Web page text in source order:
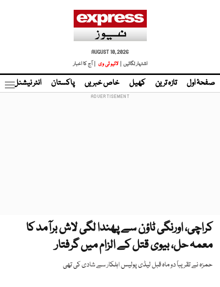
AUGUST 10, 2026
اشتہار لگائیں |
لائیو ٹی وی | آج کا اخبار
صفحۂ اول تازہ ترین کھیل خاص خبریں پاکستان انٹر نیشنل
کراچی، اورنگی ٹاؤن سے پھندا لگی لاش برآمد کا
معمہ حل، بیوی قتل کے الزام میں گرفتار
حمزہ نے تقریباً دو ماہ قبل لیڈی پولیس اہلکار سے شادی کی تھی